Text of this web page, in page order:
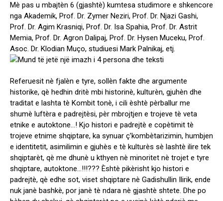
Mè pas u mbajtèn 6 (gjashtè) kumtesa studimore e shkencore
nga Akademik, Prof. Dr. Zymer Neziri, Prof. Dr. Njazi Gashi,
Prof. Dr. Agim Krasniqi, Prof. Dr. Isa Spahia, Prof. Dr. Astrit
Memia, Prof. Dr. Agron Dalipaj, Prof. Dr. Hysen Muceku, Prof.
Asoc. Dr. Klodian Muço, studiuesi Mark Palnikaj, etj.
Referuesit nè fjalèn e tyre, sollèn fakte dhe argumente
historike, qè hedhin dritè mbi historinè, kulturèn, gjuhèn dhe
traditat e lashta tè Kombit tonè, i cili èshtè pèrballur me
shumè luftèra e padrejtèsi, pèr mbrojtjen e trojeve tè veta
etnike e autoktone…! Kjo histori e padrejtè e copètimit tè
trojeve etnime shqiptare, ka synuar ç’kombètarizimin, humbjen
e identitetit, asimilimin e gjuhès e tè kulturès sè lashtè ilire tek
shqiptarèt, qè me dhunè u kthyen nè minoritet nè trojet e tyre
shqiptare, autoktone…!!!??? Èshtè pikèrisht kjo histori e
padrejtè, qè edhe sot, viset shqiptare nè Gadishullin Ilirik, ende
nuk janè bashkè, por janè tè ndara nè gjashtè shtete. Dhe po